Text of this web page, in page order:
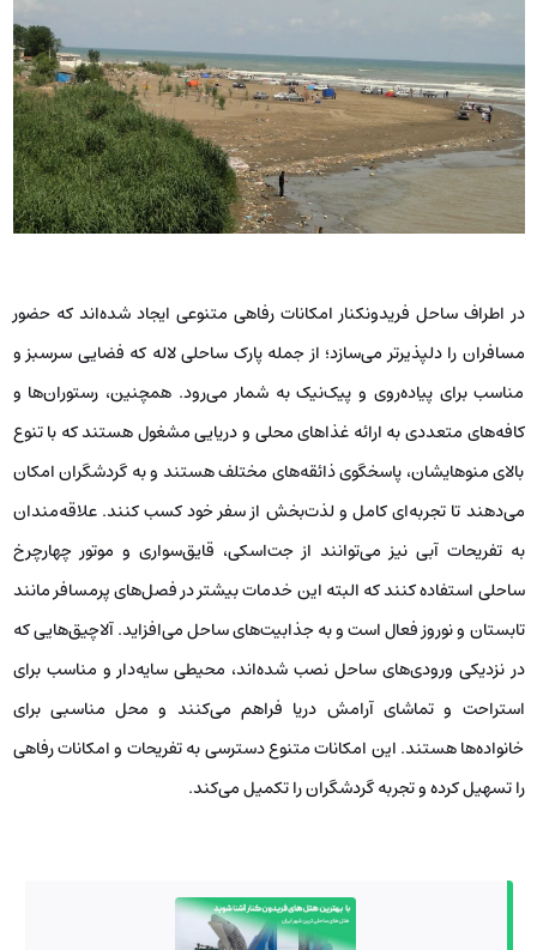
در اطراف ساحل فریدونکنار امکانات رفاهی متنوعی ایجاد شده‌اند که حضور
مسافران را دلپذیرتر می‌سازد؛ از جمله پارک ساحلی لاله که فضایی سرسبز و
مناسب برای پیاده‌روی و پیک‌نیک به شمار می‌رود. همچنین، رستوران‌ها و
کافه‌های متعددی به ارائه غذاهای محلی و دریایی مشغول هستند که با تنوع
بالای منوهایشان، پاسخگوی ذائقه‌های مختلف هستند و به گردشگران امکان
می‌دهند تا تجربه‌ای کامل و لذت‌بخش از سفر خود کسب کنند. علاقه‌مندان
به تفریحات آبی نیز می‌توانند از جت‌اسکی، قایق‌سواری و موتور چهارچرخ
ساحلی استفاده کنند که البته این خدمات بیشتر در فصل‌های پرمسافر مانند
تابستان و نوروز فعال است و به جذابیت‌های ساحل می‌افزاید. آلاچیق‌هایی که
در نزدیکی ورودی‌های ساحل نصب شده‌اند، محیطی سایه‌دار و مناسب برای
استراحت و تماشای آرامش دریا فراهم می‌کنند و محل مناسبی برای
خانواده‌ها هستند. این امکانات متنوع دسترسی به تفریحات و امکانات رفاهی
را تسهیل کرده و تجربه گردشگران را تکمیل می‌کند.